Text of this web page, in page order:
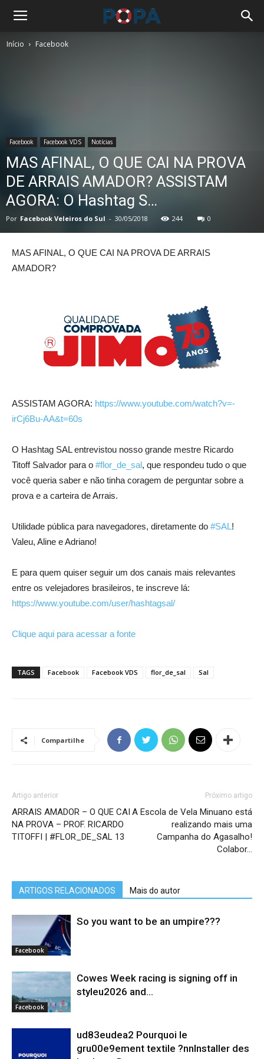
Início Facebook
Facebook Facebook VDS Notícias
MAS AFINAL, O QUE CAI NA PROVA
DE ARRAIS AMADOR? ASSISTAM
AGORA: O Hashtag S…
Por Facebook Veleiros do Sul - 30/05/2018 244 0
MAS AFINAL, O QUE CAI NA PROVA DE ARRAIS
AMADOR?
ASSISTAM AGORA: https://www.youtube.com/watch?v=-
irCj6Bu-AA&t=60s
O Hashtag SAL entrevistou nosso grande mestre Ricardo
Titoff Salvador para o #flor_de_sal, que respondeu tudo o que
você queria saber e não tinha coragem de perguntar sobre a
prova e a carteira de Arrais.
Utilidade pública para navegadores, diretamente do #SAL!
Valeu, Aline e Adriano!
E para quem quiser seguir um dos canais mais relevantes
entre os velejadores brasileiros, te inscreve lá:
https://www.youtube.com/user/hashtagsal/
Clique aqui para acessar a fonte
TAGS Facebook Facebook VDS flor_de_sal Sal
Compartilhe
Artigo anterior
ARRAIS AMADOR – O QUE CAI
NA PROVA – PROF. RICARDO
TITOFFI | #FLOR_DE_SAL 13
Próximo artigo
A Escola de Vela Minuano está
realizando mais uma
Campanha do Agasalho!
Colabor…
ARTIGOS RELACIONADOS Mais do autor
Facebook
So you want to be an umpire???
Facebook
Cowes Week racing is signing off in
styleu2026 and...
ud83eudea2 Pourquoi le
gru00e9ement textile ?nnInstaller des